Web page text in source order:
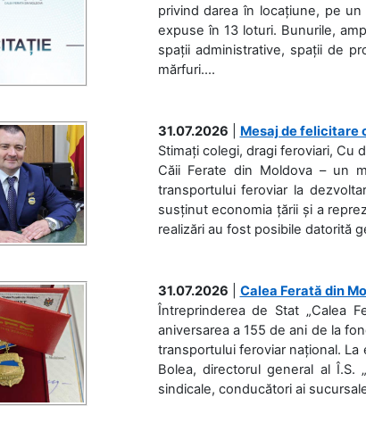
privind darea în locațiune, pe
expuse în 13 loturi. Bunurile,
spații administrative, spații de
mărfuri....
31.07.2026
Mesaj de felicitare
Stimați colegi, dragi feroviari, Cu
Căii Ferate din Moldova – un
transportului feroviar la
susținut economia țării și a
realizări au fost posibile datorită
31.07.2026
Calea Ferată din
Întreprinderea de Stat „Calea
aniversarea a 155 de ani de la
transportului feroviar național.
Bolea, directorul general al Î.S.
sindicale, conducători ai